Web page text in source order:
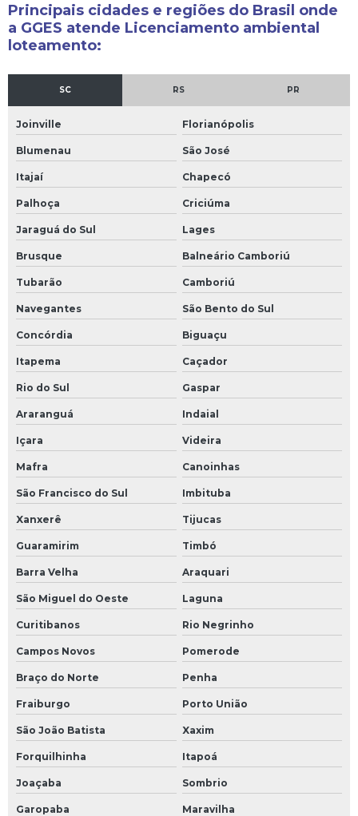
Laudo geológico para loteamento
Laudo hidrogeológico
Laudo hidrogeológico nascente
Laudo hidrológico
Levantamento batimétrico
Levantamento de fauna e flora
Levantamento para usucapião
Levantamentos topográficos planialtimétricos
Licenciamento ambiental de empreendimentos
Licenciamento ambiental de mineração
Licenciamento ambiental empresas
Licenciamento ambiental loteamento
Licenciamento ambiental na construção civil
Licenciamento mineral
Licenciamento para mineração
Mapeamento na mineração
Mineração licenciamento ambiental
Monitoramento de controle ambiental
Orçamento licenciamento ambiental
Plano básico ambiental
Plano de controle ambiental
Principais cidades e regiões do Brasil onde
a GGES atende Licenciamento ambiental
loteamento:
SC RS PR
Joinville Florianópolis
Blumenau São José
Itajaí Chapecó
Palhoça Criciúma
Jaraguá do Sul Lages
Brusque Balneário Camboriú
Tubarão Camboriú
Navegantes São Bento do Sul
Concórdia Biguaçu
Itapema Caçador
Rio do Sul Gaspar
Araranguá Indaial
Içara Videira
Mafra Canoinhas
São Francisco do Sul Imbituba
Xanxerê Tijucas
Guaramirim Timbó
Barra Velha Araquari
São Miguel do Oeste Laguna
Curitibanos Rio Negrinho
Campos Novos Pomerode
Braço do Norte Penha
Fraiburgo Porto União
São João Batista Xaxim
Forquilhinha Itapoá
Joaçaba Sombrio
Garopaba Maravilha